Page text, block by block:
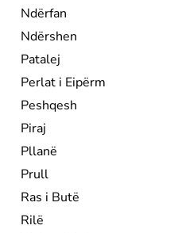
Ndërfan
Ndërshen
Patalej
Perlat i Eipërm
Peshqesh
Piraj
Pllanë
Prull
Ras i Butë
Rilë